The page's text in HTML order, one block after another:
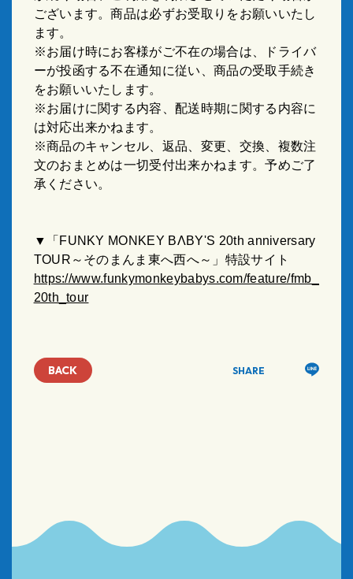
ございます。商品は必ずお受取りをお願いいたし
ます。
※お届け時にお客様がご不在の場合は、ドライバ
ーが投函する不在通知に従い、商品の受取手続き
をお願いいたします。
※お届けに関する内容、配送時期に関する内容に
は対応出来かねます。
※商品のキャンセル、返品、変更、交換、複数注
文のおまとめは一切受付出来かねます。予めご了
承ください。
▼「FUNKY MONKEY BΛBY'S 20th anniversary
TOUR～そのまんま東へ西へ～」特設サイト
https://www.funkymonkeybabys.com/feature/fmb_
20th_tour
SHARE
BACK